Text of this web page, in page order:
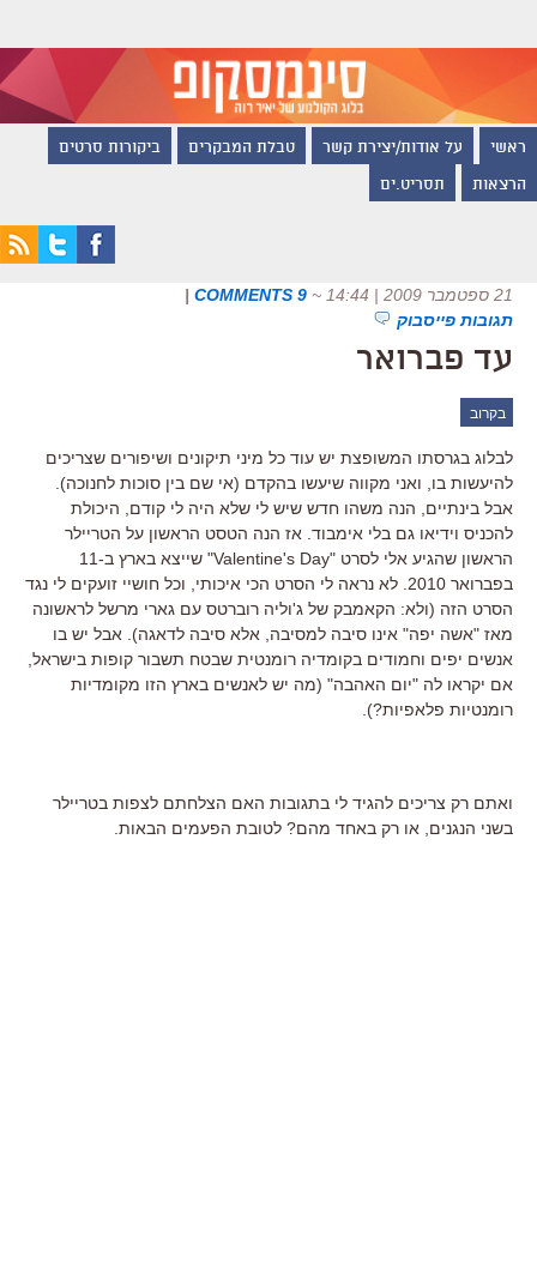
ראשי על אודות/יצירת קשר טבלת המבקרים ביקורות סרטים
הרצאות תסריט.ים
21 ספטמבר 2009 | 14:44 ~
9 COMMENTS
|
תגובות פייסבוק
עד פברואר
בקרוב
לבלוג בגרסתו המשופצת יש עוד כל מיני תיקונים ושיפורים שצריכים
להיעשות בו, ואני מקווה שיעשו בהקדם (אי שם בין סוכות לחנוכה).
אבל בינתיים, הנה משהו חדש שיש לי שלא היה לי קודם, היכולת
להכניס וידיאו גם בלי אימבוד. אז הנה הטסט הראשון על הטריילר
הראשון שהגיע אלי לסרט "Valentine's Day" שייצא בארץ ב-11
בפברואר 2010. לא נראה לי הסרט הכי איכותי, וכל חושיי זועקים לי נגד
הסרט הזה (ולא: הקאמבק של ג'וליה רוברטס עם גארי מרשל לראשונה
מאז "אשה יפה" אינו סיבה למסיבה, אלא סיבה לדאגה). אבל יש בו
אנשים יפים וחמודים בקומדיה רומנטית שבטח תשבור קופות בישראל,
אם יקראו לה "יום האהבה" (מה יש לאנשים בארץ הזו מקומדיות
רומנטיות פלאפיות?).
ואתם רק צריכים להגיד לי בתגובות האם הצלחתם לצפות בטריילר
בשני הנגנים, או רק באחד מהם? לטובת הפעמים הבאות.